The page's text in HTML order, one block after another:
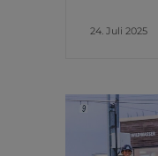
24. Juli 2025